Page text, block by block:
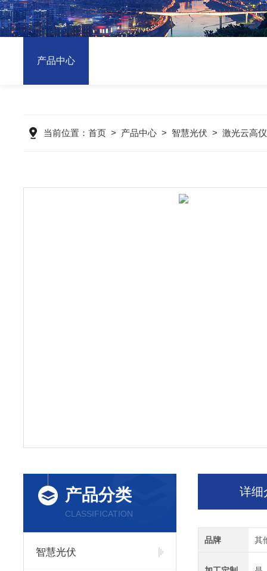
产品中心
当前位置： 首页 > 产品中心 > 智慧光伏 > 激光云高仪
产品分类
CLASSIFICATION
智慧光伏
详细
品牌 其